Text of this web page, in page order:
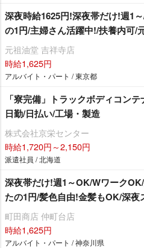
深夜時給1625円!深夜帯だけ!週1
の1円/主婦さん活躍中!/扶養内可/
元祖油堂 吉祥寺店
時給1,625円
アルバイト・パート / 東京都
「寮完備」トラックボディコン
日勤/日払い/工場・製造
株式会社京栄センター
時給1,720円～2,150円
派遣社員 / 北海道
深夜帯だけ!週1～OK/Wワーク
たの1円/髪色自由!金髪もOK/深夜
町田商店 仲町台店
時給1,625円
アルバイト・パート / 神奈川県